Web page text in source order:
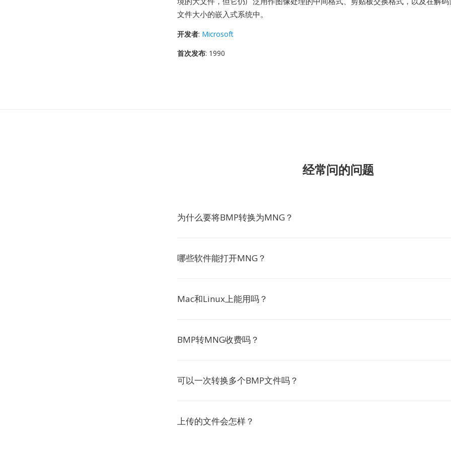
文件大小的嵌入式系统中。
开发者: Microsoft
首次发布: 1990
经常问的问题
为什么要将BMP转换为MNG？
哪些软件能打开MNG？
Mac和Linux上能用吗？
BMP转MNG收费吗？
可以一次转换多个BMP文件吗？
上传的文件会怎样？